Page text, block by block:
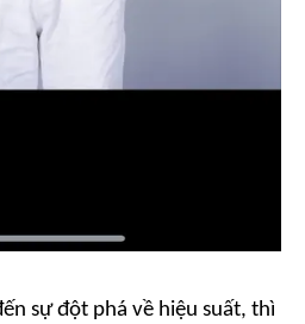
sự đột phá về hiệu suất, thì